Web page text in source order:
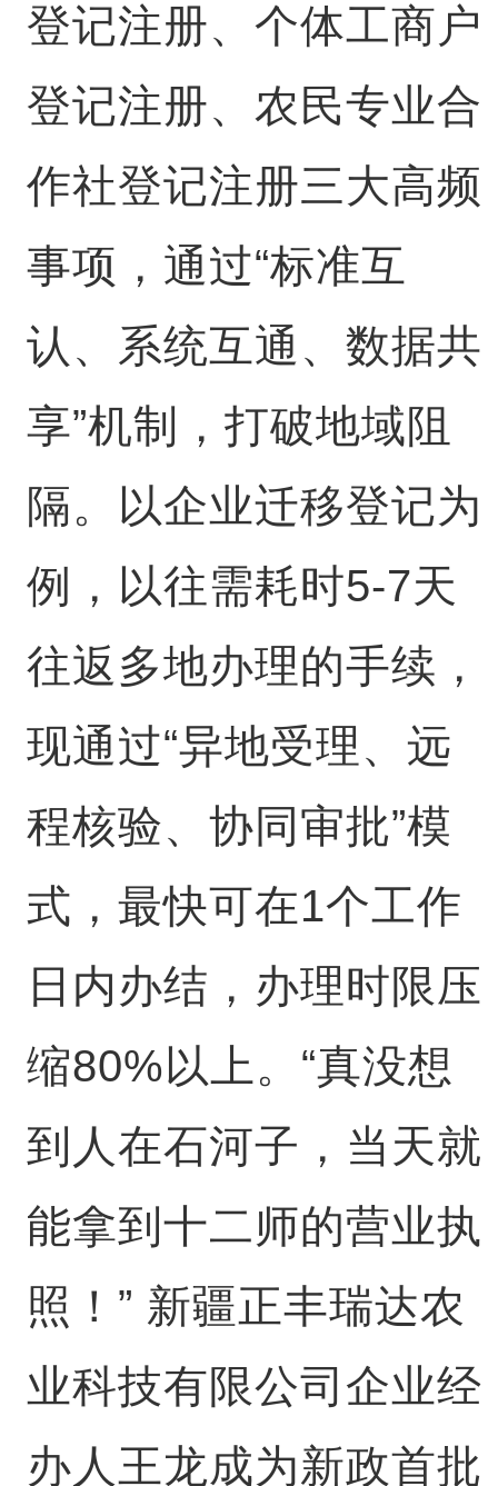
登记注册、个体工商户
登记注册、农民专业合
作社登记注册三大高频
事项，通过“标准互
认、系统互通、数据共
享”机制，打破地域阻
隔。以企业迁移登记为
例，以往需耗时5-7天
往返多地办理的手续，
现通过“异地受理、远
程核验、协同审批”模
式，最快可在1个工作
日内办结，办理时限压
缩80%以上。“真没想
到人在石河子，当天就
能拿到十二师的营业执
照！” 新疆正丰瑞达农
业科技有限公司企业经
办人王龙成为新政首批